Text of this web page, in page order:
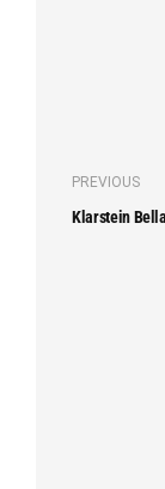
PREVIOUS
Klarstein